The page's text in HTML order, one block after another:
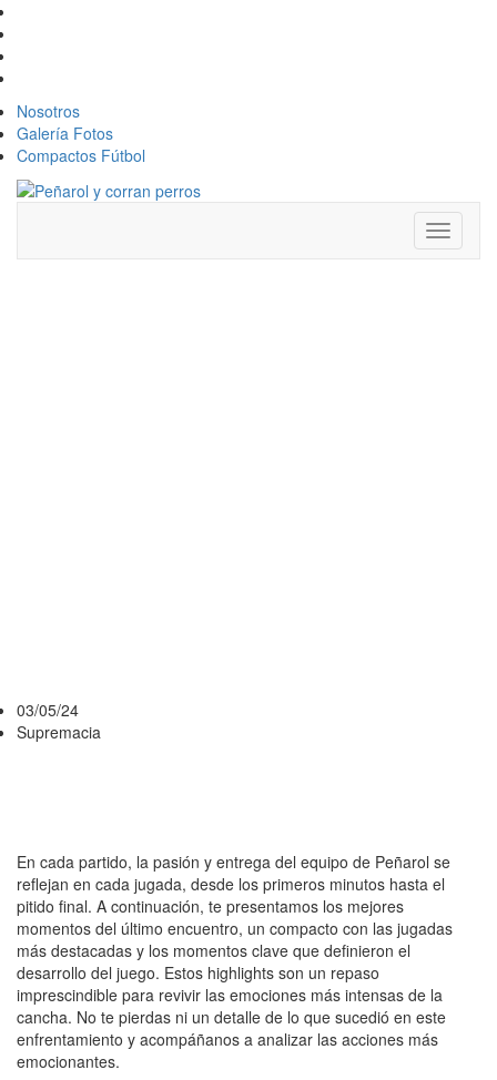
Nosotros
Galería Fotos
Compactos Fútbol
Toggle
03/05/24
Supremacia
En cada partido, la pasión y entrega del equipo de Peñarol se
reflejan en cada jugada, desde los primeros minutos hasta el
pitido final. A continuación, te presentamos los mejores
momentos del último encuentro, un compacto con las jugadas
más destacadas y los momentos clave que definieron el
desarrollo del juego. Estos highlights son un repaso
imprescindible para revivir las emociones más intensas de la
cancha. No te pierdas ni un detalle de lo que sucedió en este
enfrentamiento y acompáñanos a analizar las acciones más
emocionantes.